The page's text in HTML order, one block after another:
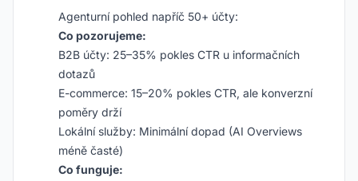
Agenturní pohled napříč 50+ účty:
Co pozorujeme:
B2B účty: 25–35% pokles CTR u informačních
dotazů
E-commerce: 15–20% pokles CTR, ale konverzní
poměry drží
Lokální služby: Minimální dopad (AI Overviews
méně časté)
Co funguje: